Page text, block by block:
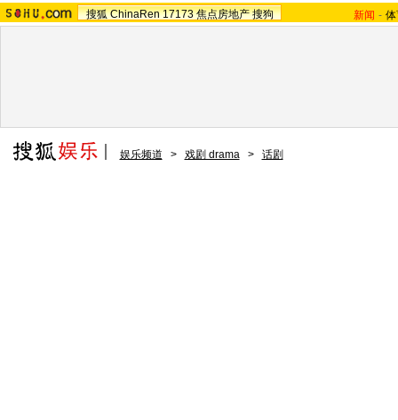
搜狐 ChinaRen 17173 焦点房地产 搜狗 新闻 -
娱乐频道 > 戏剧 drama > 话剧